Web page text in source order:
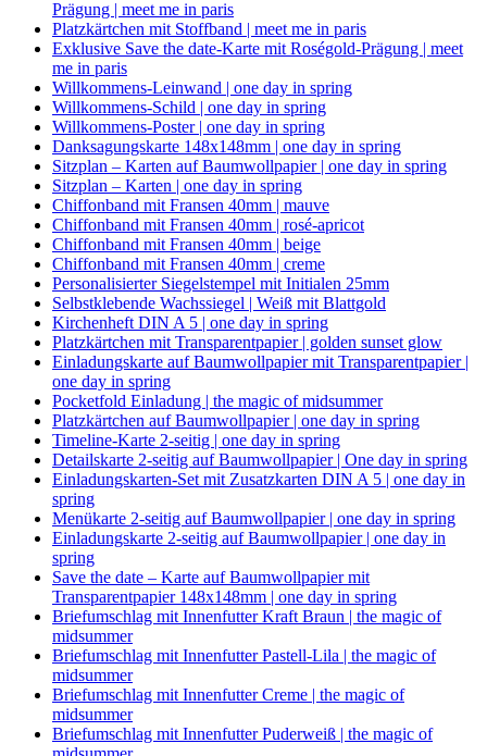
Prägung | meet me in paris
Platzkärtchen mit Stoffband | meet me in paris
Exklusive Save the date-Karte mit Roségold-Prägung | meet
me in paris
Willkommens-Leinwand | one day in spring
Willkommens-Schild | one day in spring
Willkommens-Poster | one day in spring
Danksagungskarte 148x148mm | one day in spring
Sitzplan – Karten auf Baumwollpapier | one day in spring
Sitzplan – Karten | one day in spring
Chiffonband mit Fransen 40mm | mauve
Chiffonband mit Fransen 40mm | rosé-apricot
Chiffonband mit Fransen 40mm | beige
Chiffonband mit Fransen 40mm | creme
Personalisierter Siegelstempel mit Initialen 25mm
Selbstklebende Wachssiegel | Weiß mit Blattgold
Kirchenheft DIN A 5 | one day in spring
Platzkärtchen mit Transparentpapier | golden sunset glow
Einladungskarte auf Baumwollpapier mit Transparentpapier |
one day in spring
Pocketfold Einladung | the magic of midsummer
Platzkärtchen auf Baumwollpapier | one day in spring
Timeline-Karte 2-seitig | one day in spring
Detailskarte 2-seitig auf Baumwollpapier | One day in spring
Einladungskarten-Set mit Zusatzkarten DIN A 5 | one day in
spring
Menükarte 2-seitig auf Baumwollpapier | one day in spring
Einladungskarte 2-seitig auf Baumwollpapier | one day in
spring
Save the date – Karte auf Baumwollpapier mit
Transparentpapier 148x148mm | one day in spring
Briefumschlag mit Innenfutter Kraft Braun | the magic of
midsummer
Briefumschlag mit Innenfutter Pastell-Lila | the magic of
midsummer
Briefumschlag mit Innenfutter Creme | the magic of
midsummer
Briefumschlag mit Innenfutter Puderweiß | the magic of